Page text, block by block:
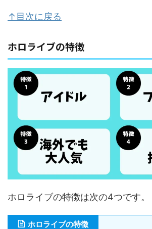
↑目次に戻る
ホロライブの特徴
ホロライブの特徴は次の4つです。
ホロライブの特徴